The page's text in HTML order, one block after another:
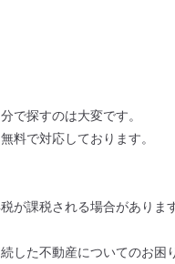
で探すのは大変です。
料で対応しております。
課税される場合があり
た不動産についてのお